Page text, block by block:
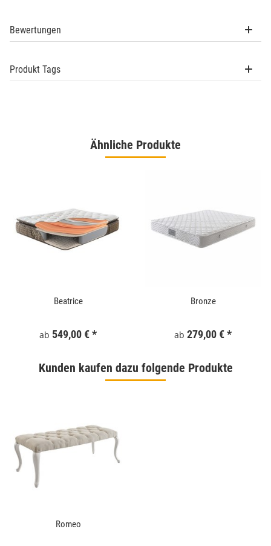
Bewertungen
Produkt Tags
Ähnliche Produkte
Beatrice
ab 549,00 €*
Bronze
ab 279,00 €*
Kunden kaufen dazu folgende Produkte
Romeo